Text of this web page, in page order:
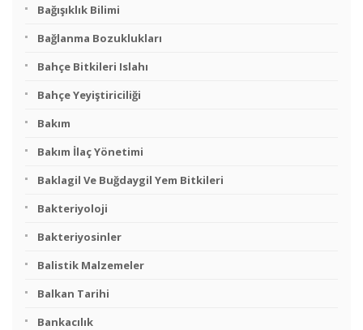
Bağışıklık Bilimi
Bağlanma Bozuklukları
Bahçe Bitkileri Islahı
Bahçe Yeyiştiriciliği
Bakım
Bakım İlaç Yönetimi
Baklagil Ve Buğdaygil Yem Bitkileri
Bakteriyoloji
Bakteriyosinler
Balistik Malzemeler
Balkan Tarihi
Bankacılık